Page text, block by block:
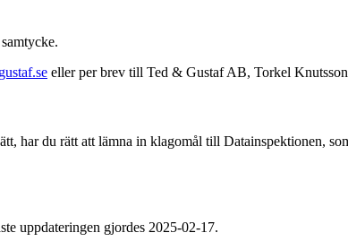
eller per brev till Ted & Gustaf AB, Torkel
har du rätt att lämna in klagomål till Datainspektionen,
uppdateringen gjordes 2025-02-17.